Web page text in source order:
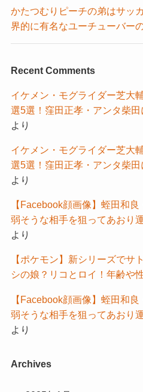
かたつむりピーチの弟はサッ
界的に有名なユーチューバー
Recent Comments
イケメン・モグライダー芝大
選5選！窪田正孝・アンタ柴田
より
イケメン・モグライダー芝大
選5選！窪田正孝・アンタ柴田
より
【Facebook顔画像】蛭田和
弱そうな相手を狙ってあおり
より
【ポケモン】新シリーズでサ
シの娘？リコとロイ！年齢や
【Facebook顔画像】蛭田和
弱そうな相手を狙ってあおり
より
Archives